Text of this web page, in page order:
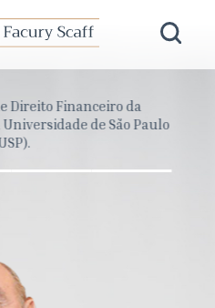
Direito Financeiro da
de São Paulo